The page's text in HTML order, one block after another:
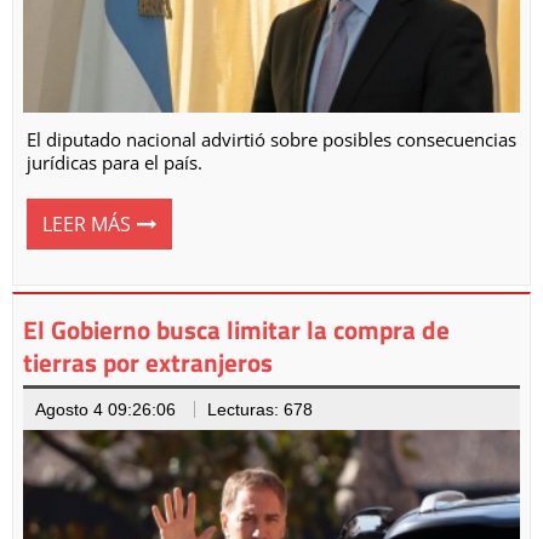
El diputado nacional advirtió sobre posibles consecuencias
jurídicas para el país.
LEER MÁS
El Gobierno busca limitar la compra de
tierras por extranjeros
Agosto 4 09:26:06 Lecturas: 678